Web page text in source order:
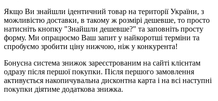
Якщо Ви знайшли ідентичний товар на території України, з
можливістю доставки, в такому ж розмірі дешевше, то просто
натисніть кнопку "Знайшли дешевше?" та заповніть просту
форму. Ми опрацюємо Ваш запит у найкоротші терміни та
спробуємо зробити ціну нижчою, ніж у конкурента!
Бонусна система знижок зареєстрованим на сайті клієнтам
одразу після першої покупки. Після першого замовлення
активується накопичувальна дисконтна карта і на всі наступні
покупки діятиме додаткова знижка.